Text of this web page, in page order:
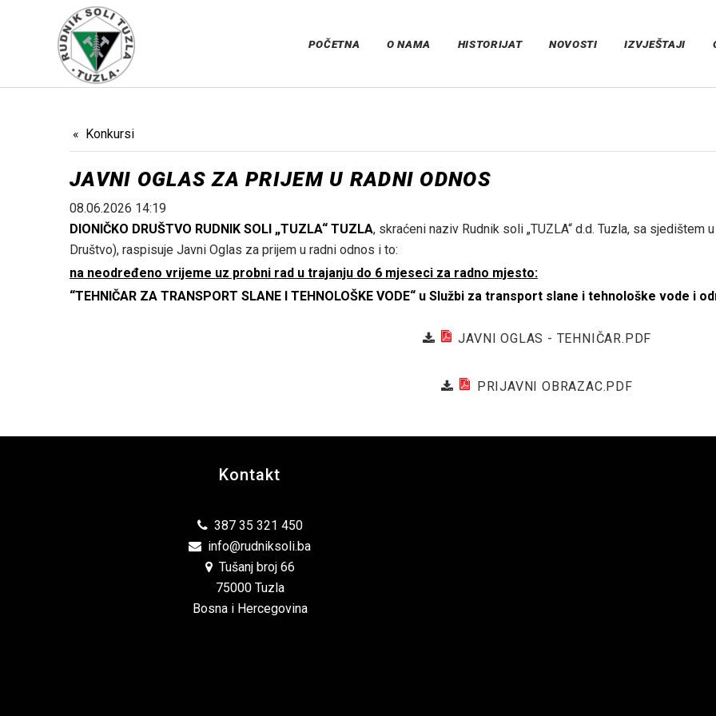
POČETNA O NAMA HISTORIJAT NOVOSTI IZVJEŠTAJI
Konkursi
JAVNI OGLAS ZA PRIJEM U RADNI ODNOS
08.06.2026 14:19
DIONIČKO DRUŠTVO RUDNIK SOLI „TUZLA“ TUZLA, skraćeni naziv Rudnik soli „TUZLA“ d.d. Tuzla, sa sjedištem
Društvo), raspisuje Javni Oglas za prijem u radni odnos i to:
na neodređeno vrijeme uz probni rad u trajanju do 6 mjeseci za radno mjesto:
“TEHNIČAR ZA TRANSPORT SLANE I TEHNOLOŠKE VODE“ u Službi za transport slane i tehnološke vode i
JAVNI OGLAS - TEHNIČAR.PDF
PRIJAVNI OBRAZAC.PDF
Kontakt
387 35 321 450
info@rudniksoli.ba
Tušanj broj 66
75000 Tuzla
Bosna i Hercegovina